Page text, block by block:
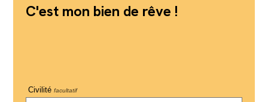
C'est mon bien de rêve !
Civilité facultatif